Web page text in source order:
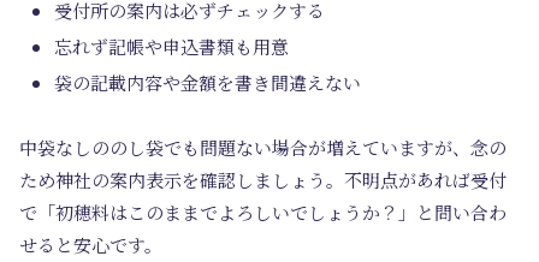
受付所の案内は必ずチェックする
忘れず記帳や申込書類も用意
袋の記載内容や金額を書き間違えない
中袋なしののし袋でも問題ない場合が増えていますが、念の
ため神社の案内表示を確認しましょう。不明点があれば受付
で「初穂料はこのままでよろしいでしょうか？」と問い合わ
せると安心です。